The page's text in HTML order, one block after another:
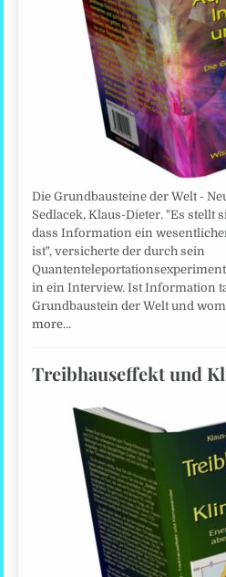
Die Grundbausteine der Welt -
Sedlacek, Klaus-Dieter. "Es stellt
dass Information ein
ist", versicherte der durch sein
in ein Interview. Ist Information
Grundbaustein der Welt und
more…
Treibhauseffekt und